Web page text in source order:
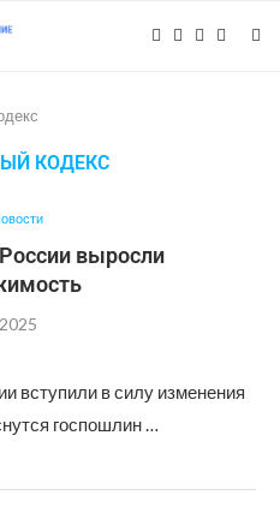
КОДЕКС
выросли
вступили в силу изменения
госпошлин …